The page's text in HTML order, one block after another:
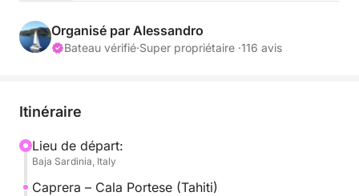
sérénité, au milieu d'eaux cristallines, de criques
secrètes et de paysages naturels uniques.
des îles les plus captivantes de l'archipel, célèbre
caribéennes. Vous y découvrirez quelques-unes des
baies les plus emblématiques de Sardaigne, idéales
pour la baignade et la plongée avec tuba.
Organisé par Alessandro
Bateau vérifié·Super propriétaire ·116 avis
Itinéraire
Lieu de départ:
Baja Sardinia, Italy
Caprera – Cala Portese (Tahiti)